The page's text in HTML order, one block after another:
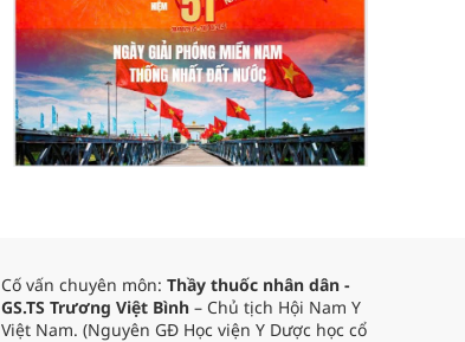
Cố vấn chuyên môn: Thầy thuốc nhân dân -
GS.TS Trương Việt Bình – Chủ tịch Hội Nam Y
Việt Nam. (Nguyên GĐ Học viện Y Dược học cổ